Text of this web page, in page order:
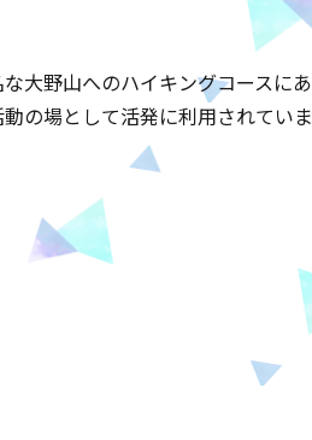
大野山へのハイキングコースにあ
の場として活発に利用されていま